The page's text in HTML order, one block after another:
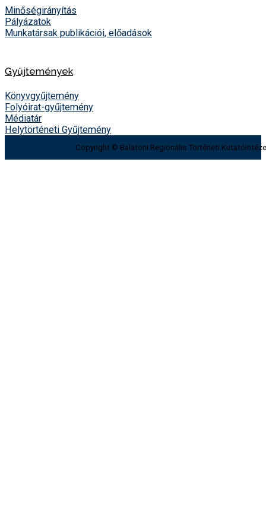
Minőségirányítás
Pályázatok
Munkatársak publikációi, előadások
Gyűjtemények
Könyvgyűjtemény
Folyóirat-gyűjtemény
Médiatár
Helytörténeti Gyűjtemény
Copyright © Balatoni Regionális Történeti